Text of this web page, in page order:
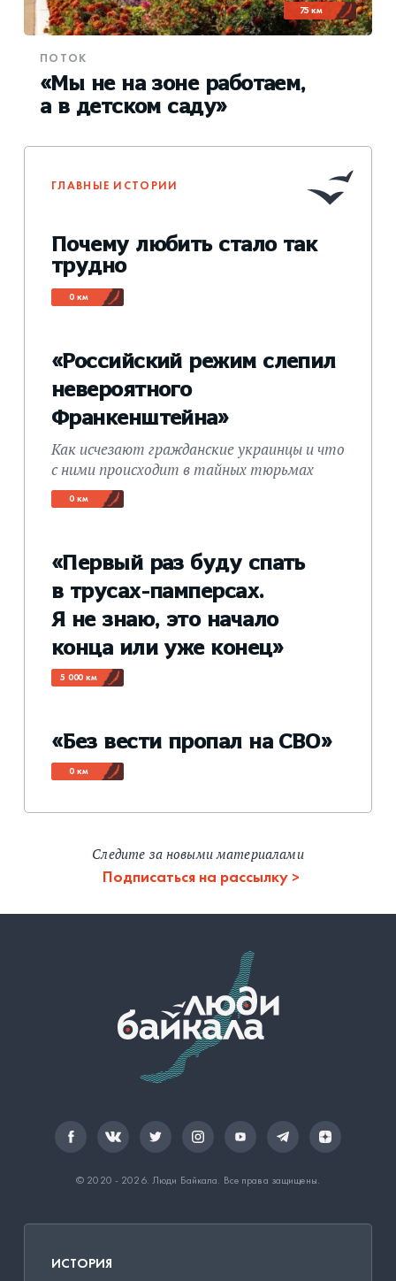
75 км
ПОТОК
«Мы не на зоне работаем,
а в детском саду»
ГЛАВНЫЕ ИСТОРИИ
Почему любить стало так
трудно
0 км
«Российский режим слепил
невероятного
Франкенштейна»
Как исчезают гражданские украинцы и что
с ними происходит в тайных тюрьмах
0 км
«Первый раз буду спать
в трусах-памперсах.
Я не знаю, это начало
конца или уже конец»
5 000 км
«Без вести пропал на СВО»
0 км
Следите за новыми материалами
Подписаться на рассылку
© 2020 - 2026. Люди Байкала . Все права защищены.
ИСТОРИЯ